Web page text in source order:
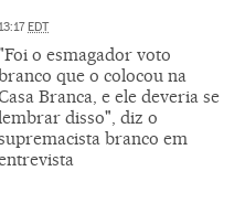
EDT
o esmagador voto
que o colocou na
Branca, e ele deveria se
disso", diz o
branco em